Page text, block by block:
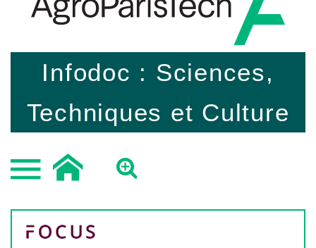
Infodoc : Sciences,
Techniques et Culture